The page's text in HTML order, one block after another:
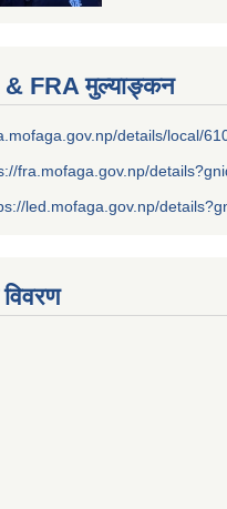
FRA मुल्याङ्कन
details/local/
fra.mofaga.gov.np/
led.mofaga.gov.np/